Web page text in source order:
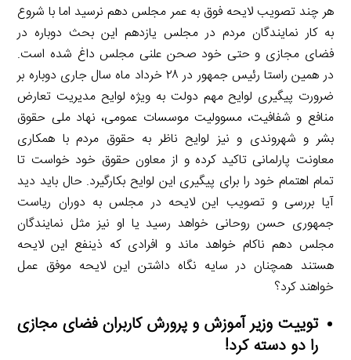
هر چند تصویب لایحه فوق به عمر مجلس دهم نرسید اما با شروع
به کار نمایندگان مردم در مجلس یازدهم این بحث دوباره در
فضای مجازی و حتی خود صحن علنی مجلس داغ شده است.
در همین راستا رئیس جمهور در ۲۸ خرداد ماه سال جاری دوباره بر
ضرورت پیگیری لوایح مهم دولت به ویژه لوایح مدیریت تعارض
منافع و شفافیت، مسوولیت موسسات عمومی، نهاد ملی حقوق
بشر و شهروندی و نیز لوایح ناظر به حقوق مردم با همکاری
معاونت پارلمانی تاکید کرده و از معاون حقوق خود خواست تا
تمام اهتمام خود را برای پیگیری این لوایح بکارگیرد. حال باید دید
آیا بررسی و تصویب این لایحه در مجلس به دوران ریاست
جمهوری حسن روحانی خواهد رسید یا او نیز مثل نمایندگان
مجلس دهم ناکام خواهد ماند و افرادی که ذینفع این لایحه
هستند همچنان در سایه نگاه داشتن این لایحه موفق عمل
خواهند کرد؟
توییت وزیر آموزش و پرورش کاربران فضای مجازی
را دو دسته کرد!